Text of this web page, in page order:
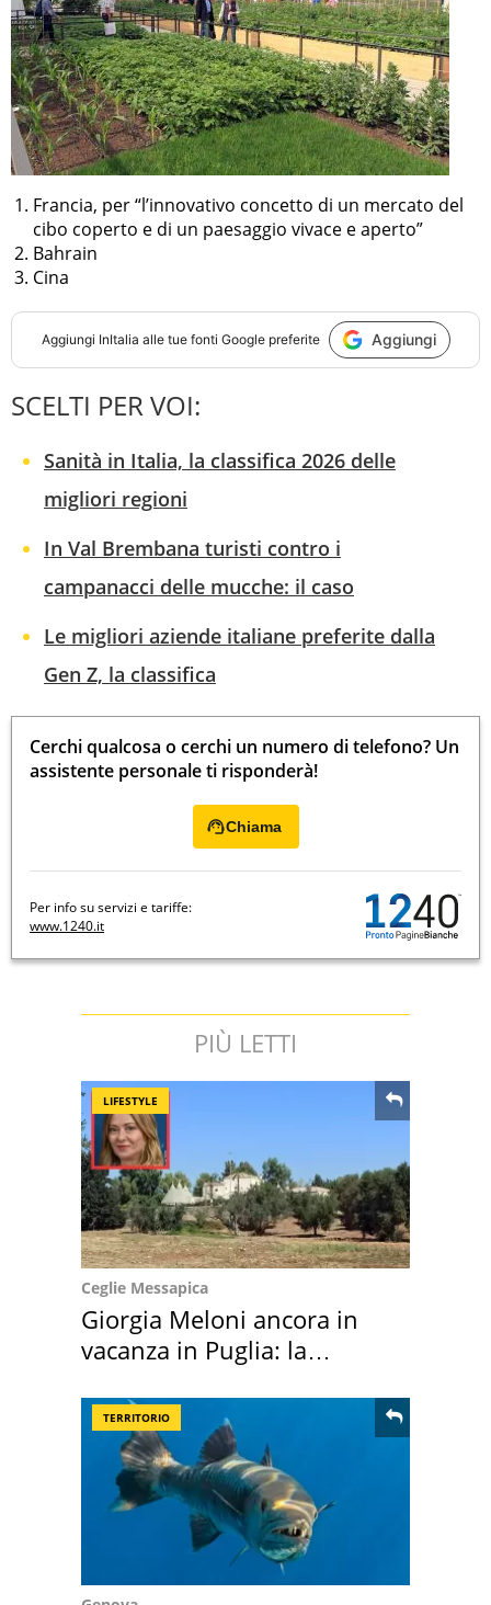
Francia, per “l’innovativo concetto di un mercato del
cibo coperto e di un paesaggio vivace e aperto”
Bahrain
Cina
Aggiungi InItalia alle tue fonti Google preferite Aggiungi
SCELTI PER VOI:
Sanità in Italia, la classifica 2026 delle
migliori regioni
In Val Brembana turisti contro i
campanacci delle mucche: il caso
Le migliori aziende italiane preferite dalla
Gen Z, la classifica
Cerchi qualcosa o cerchi un numero di telefono? Un
assistente personale ti risponderà!
Chiama
Per info su servizi e tariffe:
www.1240.it
PIÙ LETTI
LIFESTYLE
Ceglie Messapica
Giorgia Meloni ancora in
vacanza in Puglia: la
TERRITORIO